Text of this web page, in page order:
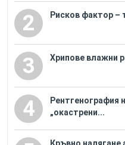
2 Рисков фактор
3 Хрипове влажни
4
Рентгенография
„окастрени...